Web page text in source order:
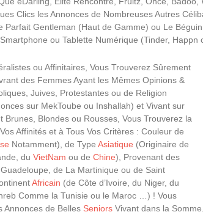
Clics les Annonces de Nombreuses Autres
Parfait Gentleman (Haut de Gamme) ou Le
ou Tablette Numérique (Tinder, Happn
ou Affinitaires, Vous Trouverez Sûrement
des Femmes Ayant les Mêmes Opinions &
Juives, Protestantes ou de Religion
sur MekToube ou Inshallah) et Vivant sur
Brunes, Blondes ou Rousses, Vous Trouverez la
Affinités et à Tous Vos Critères : Couleur de
Notamment), de Type Asiatique (Originaire de
du VietNam ou de Chine), Provenant des
de La Martinique ou de Saint
Africain (de Côte d’Ivoire, du Niger, du
Comme la Tunisie ou le Maroc …) ! Vous
Annonces de Belles Seniors Vivant dans la